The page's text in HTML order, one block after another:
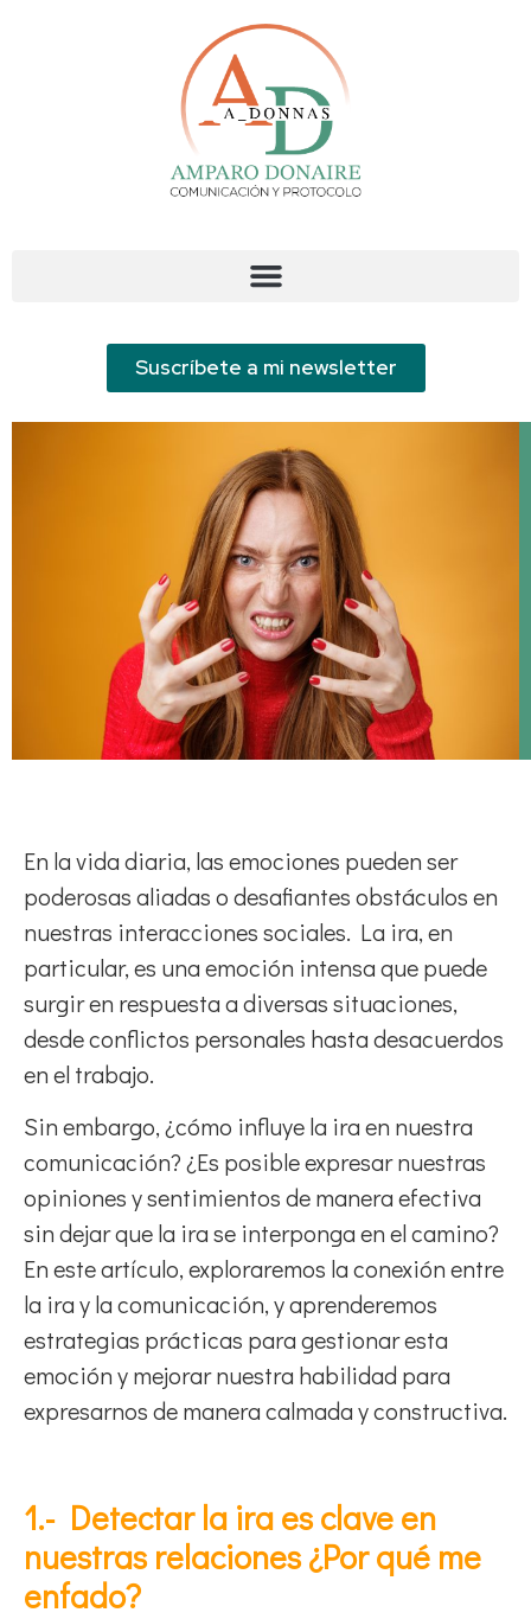
Suscríbete a mi newsletter
En la vida diaria, las emociones pueden ser
poderosas aliadas o desafiantes obstáculos en
nuestras interacciones sociales. La ira, en
particular, es una emoción intensa que puede
surgir en respuesta a diversas situaciones,
desde conflictos personales hasta desacuerdos
en el trabajo.
Sin embargo, ¿cómo influye la ira en nuestra
comunicación? ¿Es posible expresar nuestras
opiniones y sentimientos de manera efectiva
sin dejar que la ira se interponga en el camino?
En este artículo, exploraremos la conexión entre
la ira y la comunicación, y aprenderemos
estrategias prácticas para gestionar esta
emoción y mejorar nuestra habilidad para
expresarnos de manera calmada y constructiva.
1.- Detectar la ira es clave en
nuestras relaciones ¿Por qué me
enfado?